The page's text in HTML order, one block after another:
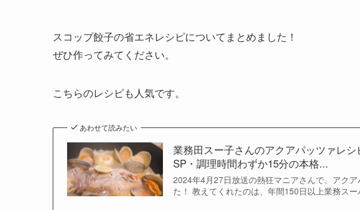
スコップ餃子の省エネレシピについてまとめました！
ぜひ作ってみてください。
こちらのレシピも人気です。
あわせて読みたい
業務田スー子さんのアクアパッツァレ
SP・調理時間わずか15分の本格...
2024年4月27日放送の熱狂マニアさんで、アク
た！ 教えてくれたのは、年間150日以上業務ス